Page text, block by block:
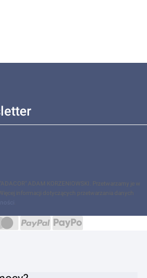
ADAM KORZENIOWSKI. Przetwarzamy je w
informacji dotyczących przetwarzania danych